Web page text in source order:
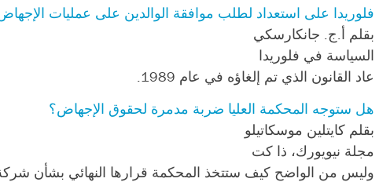
فلوريدا على استعداد لطلب موافقة الوالدين على عمليات
بقلم أ.ج. جانكارسكي
السياسة في فلوريدا
عاد القانون الذي تم إلغاؤه في عام 1989.
هل ستوجه المحكمة العليا ضربة مدمرة لحقوق الإجهاض؟
بقلم كايتلين موسكاتيلو
مجلة نيويورك، ذا كت
وليس من الواضح كيف ستتخذ المحكمة قرارها النهائي بشأن